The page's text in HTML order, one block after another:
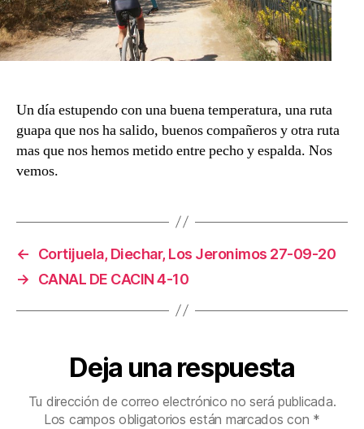
Un día estupendo con una buena temperatura, una ruta
guapa que nos ha salido, buenos compañeros y otra ruta
mas que nos hemos metido entre pecho y espalda. Nos
vemos.
←
Cortijuela, Diechar, Los Jeronimos 27-09-20
→
CANAL DE CACIN 4-10
Deja una respuesta
Tu dirección de correo electrónico no será publicada.
Los campos obligatorios están marcados con *